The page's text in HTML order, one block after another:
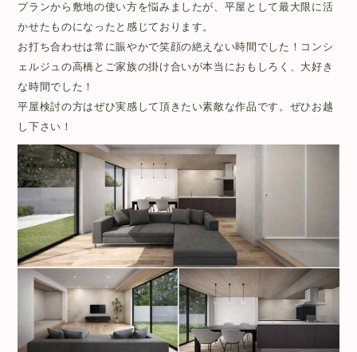
プランから敷地の使い方を悩みましたが、 平屋として最大限に活
かせたものになったと感じております。
お打ち合わせは常に賑やかで笑顔の絶えない時間でした！ コンシ
ェルジュの高橋とご家族の掛け合いが本当におもしろく、 大好き
な時間でした！
平屋検討の方はぜひ実感して頂きたい素敵な作品です。 ぜひお越
し下さい！